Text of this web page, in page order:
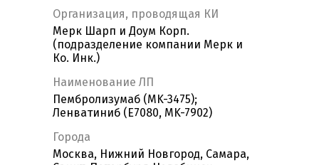
Организация, проводящая КИ
Мерк Шарп и Доум Корп.
(подразделение компании Мерк и
Ко. Инк.)
Наименование ЛП
Пембролизумаб (MK-3475);
Ленватиниб (E7080, MK-7902)
Города
Москва, Нижний Новгород, Самара,